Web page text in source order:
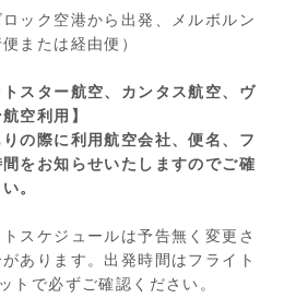
ック空港から出発、メルボルン
または経由便）
トスター航空、カンタス航空、ヴ
空利用】
の際に利用航空会社、便名、フ
をお知らせいたしますのでご確
。
スケジュールは予告無く変更さ
あります。出発時間はフライト
トで必ずご確認ください。